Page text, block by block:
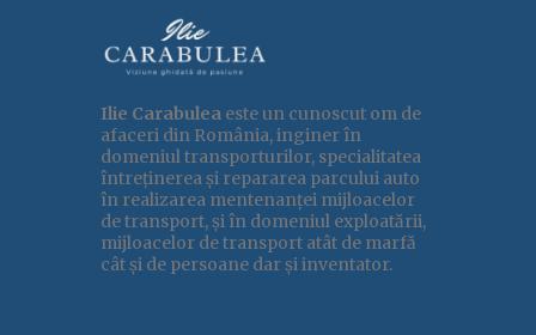
Ilie Carabulea este un cunoscut om de
afaceri din România, inginer în
domeniul transporturilor, specialitatea
întreținerea și repararea parcului auto
în realizarea mentenanței mijloacelor
de transport, și în domeniul exploatării,
mijloacelor de transport atât de marfă
cât și de persoane dar și inventator.